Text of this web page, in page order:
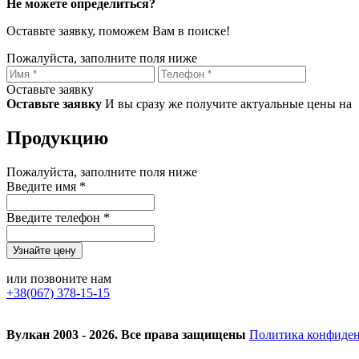
Не можете определиться?
Оставьте заявку, поможем Вам в поиске!
Пожалуйста, заполните поля ниже
Оставьте заявку
Оставьте заявку И вы сразу же получите актуальные цены на
Продукцию
Пожалуйста, заполните поля ниже
Введите имя *
Введите телефон *
или позвоните нам
+38(067) 378-15-15
Вулкан 2003 - 2026. Все права защищены Политика